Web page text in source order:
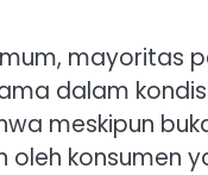
mayoritas
dalam
meskipun
oleh konsumen